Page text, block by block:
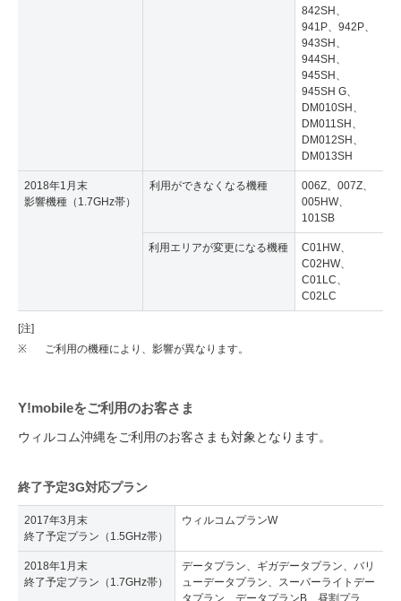
842SH、
941P、942P、
943SH、
944SH、
945SH、
945SH G、
DM010SH、
DM011SH、
DM012SH、
DM013SH
2018年1月末
影響機種（1.7GHz帯）
利用ができなくなる機種
006Z、007Z、
005HW、
101SB
利用エリアが変更になる機種
C01HW、
C02HW、
C01LC、
C02LC
[注]
※
ご利用の機種により、影響が異なります。
Y!mobileをご利用のお客さま
ウィルコム沖縄をご利用のお客さまも対象となります。
終了予定3G対応プラン
2017年3月末
終了予定プラン（1.5GHz帯）
ウィルコムプランW
2018年1月末
終了予定プラン（1.7GHz帯）
データプラン、ギガデータプラン、バリ
ューデータプラン、スーパーライトデー
タプラン、データプランB、昼割プラ